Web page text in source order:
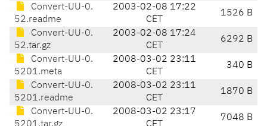
Convert-UU-0.
52.readme
2003-02-08 17:22
CET
1526 B
Convert-UU-0.
52.tar.gz
2003-02-08 17:24
CET
6292 B
Convert-UU-0.
5201.meta
2008-03-02 23:11
CET
340 B
Convert-UU-0.
5201.readme
2008-03-02 23:11
CET
1870 B
Convert-UU-0.
2008-03-02 23:17
7048 B